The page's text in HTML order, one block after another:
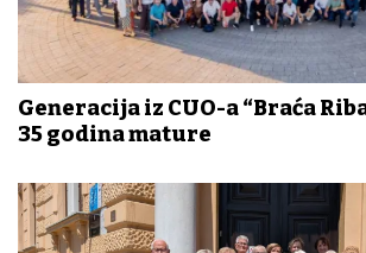
Generacija iz CUO-a “Braća
35 godina mature